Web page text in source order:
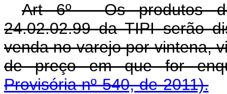
Art 6º - Os produtos
24.02.02.99 da TIPI serão
venda no varejo por vintena,
de preço em que for
Provisória nº 540, de 2011).